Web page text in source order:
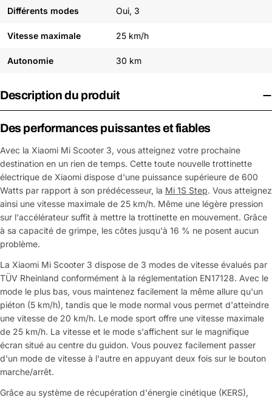
Différents modes Oui, 3
Vitesse maximale 25 km/h
Autonomie 30 km
Description du produit
Des performances puissantes et fiables
Avec la Xiaomi Mi Scooter 3, vous atteignez votre prochaine
destination en un rien de temps. Cette toute nouvelle trottinette
électrique de Xiaomi dispose d'une puissance supérieure de 600
Watts par rapport à son prédécesseur, la Mi 1S Step. Vous atteignez
ainsi une vitesse maximale de 25 km/h. Même une légère pression
sur l'accélérateur suffit à mettre la trottinette en mouvement. Grâce
à sa capacité de grimpe, les côtes jusqu'à 16 % ne posent aucun
problème.
La Xiaomi Mi Scooter 3 dispose de 3 modes de vitesse évalués par
TÜV Rheinland conformément à la réglementation EN17128. Avec le
mode le plus bas, vous maintenez facilement la même allure qu'un
piéton (5 km/h), tandis que le mode normal vous permet d'atteindre
une vitesse de 20 km/h. Le mode sport offre une vitesse maximale
de 25 km/h. La vitesse et le mode s'affichent sur le magnifique
écran situé au centre du guidon. Vous pouvez facilement passer
d'un mode de vitesse à l'autre en appuyant deux fois sur le bouton
marche/arrêt.
Grâce au système de récupération d'énergie cinétique (KERS),